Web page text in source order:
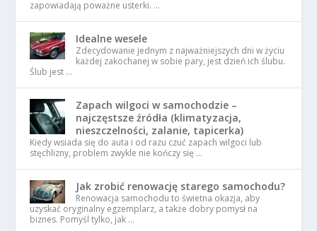
zapowiadają poważne usterki. …
Idealne wesele
Zdecydowanie jednym z najważniejszych dni w życiu
każdej zakochanej w sobie pary, jest dzień ich ślubu.
Ślub jest …
Zapach wilgoci w samochodzie –
najczęstsze źródła (klimatyzacja,
nieszczelności, zalanie, tapicerka)
Kiedy wsiada się do auta i od razu czuć zapach wilgoci lub
stęchlizny, problem zwykle nie kończy się …
Jak zrobić renowację starego samochodu?
Renowacja samochodu to świetna okazja, aby
uzyskać oryginalny egzemplarz, a także dobry pomysł na
biznes. Pomyśl tylko, jak …